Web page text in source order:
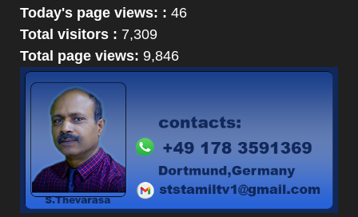
Today's page views: : 46
Total visitors : 7,309
Total page views: 9,846